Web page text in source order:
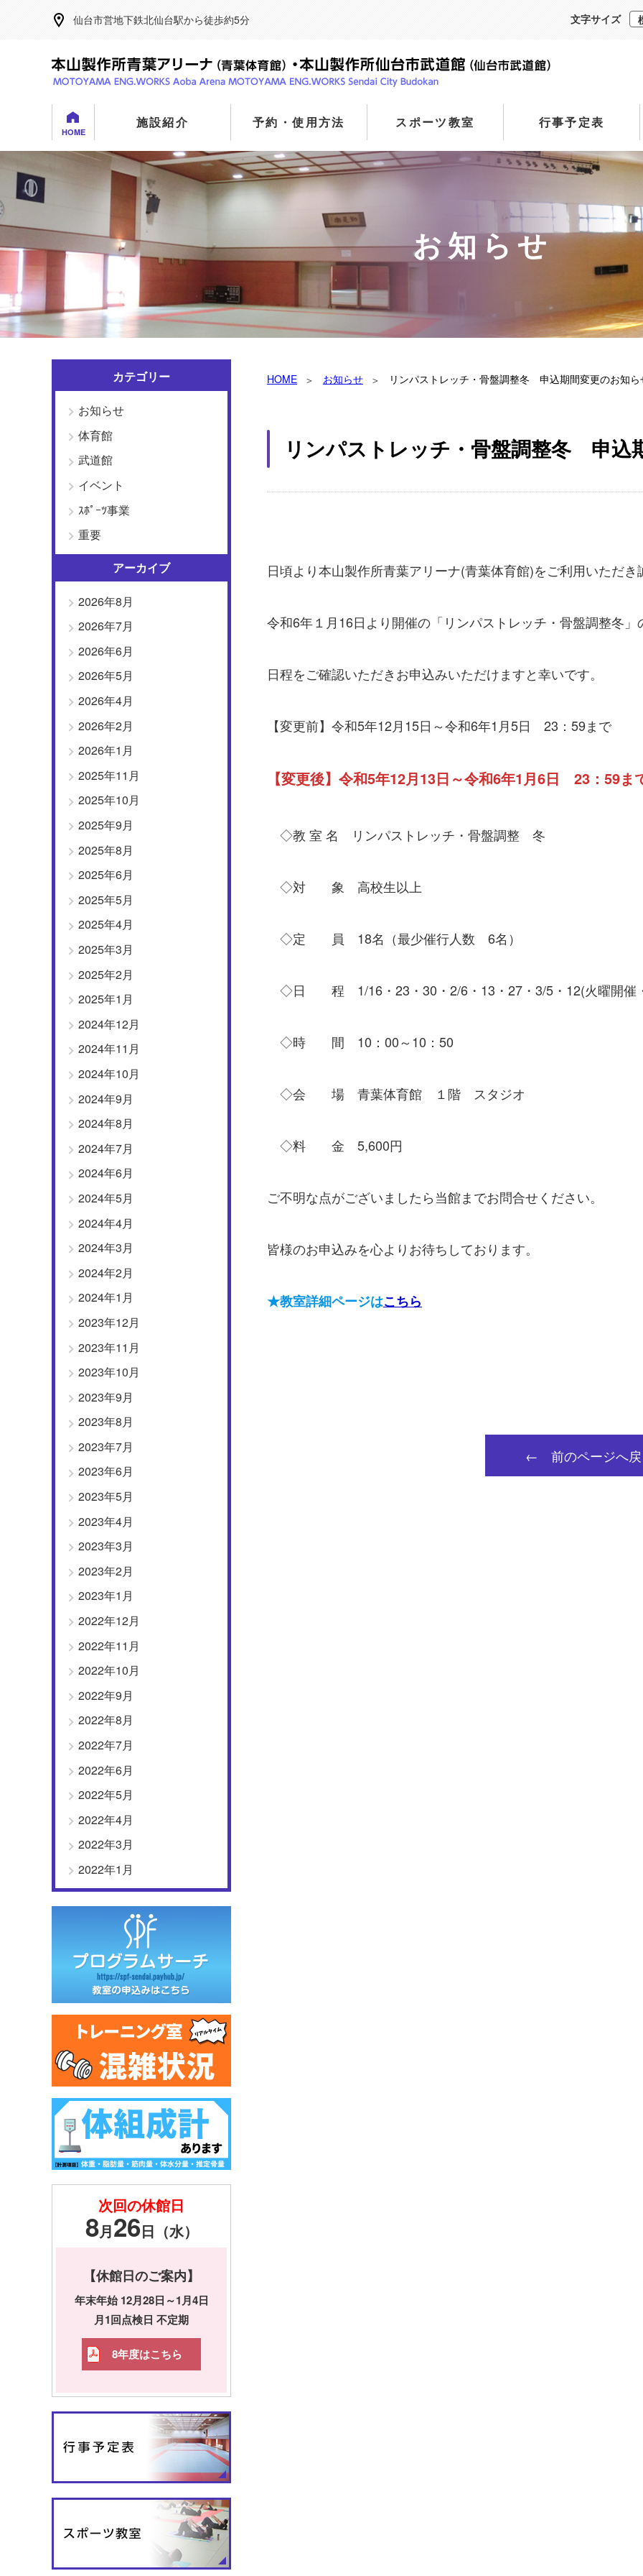
仙台市営地下鉄北仙台駅から徒歩約5分 文字サイズ
HOME
施設紹介 予約・使用方法 スポーツ教室 行事予定表
お知らせ
HOME お知らせ リンパストレッチ・骨盤調整冬 申込期間変更のお知ら
リンパストレッチ・骨盤調整冬 申込
日頃より本山製作所青葉アリーナ(青葉体育館)をご利用いただ
令和6年１月16日より開催の「リンパストレッチ・骨盤調整冬」
日程をご確認いただきお申込みいただけますと幸いです。
【変更前】令和5年12月15日～令和6年1月5日 23：59まで
【変更後】令和5年12月13日～令和6年1月6日 23：59ま
◇教 室 名 リンパストレッチ・骨盤調整 冬
◇対 象 高校生以上
◇定 員 18名（最少催行人数 6名）
◇日 程 1/16・23・30・2/6・13・27・3/5・12(火曜開催
◇時 間 10：00～10：50
◇会 場 青葉体育館 １階 スタジオ
◇料 金 5,600円
ご不明な点がございましたら当館までお問合せください。
皆様のお申込みを心よりお待ちしております。
★教室詳細ページはこちら
← 前のページへ
カテゴリー
お知らせ
体育館
武道館
イベント
ｽﾎﾟｰﾂ事業
重要
アーカイブ
2026年8月
2026年7月
2026年6月
2026年5月
2026年4月
2026年2月
2026年1月
2025年11月
2025年10月
2025年9月
2025年8月
2025年6月
2025年5月
2025年4月
2025年3月
2025年2月
2025年1月
2024年12月
2024年11月
2024年10月
2024年9月
2024年8月
2024年7月
2024年6月
2024年5月
2024年4月
2024年3月
2024年2月
2024年1月
2023年12月
2023年11月
2023年10月
2023年9月
2023年8月
2023年7月
2023年6月
2023年5月
2023年4月
2023年3月
2023年2月
2023年1月
2022年12月
2022年11月
2022年10月
2022年9月
2022年8月
2022年7月
2022年6月
2022年5月
2022年4月
2022年3月
2022年1月
次回の休館日
8月26日（水）
【休館日のご案内】
年末年始 12月28日～1月4日
月1回点検日 不定期
8年度はこちら